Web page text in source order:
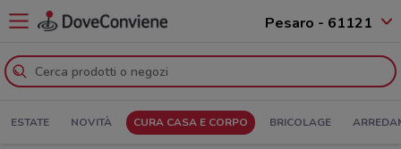
Pesaro - 61121
ESTATE NOVITÀ CURA CASA E CORPO BRICOLAGE